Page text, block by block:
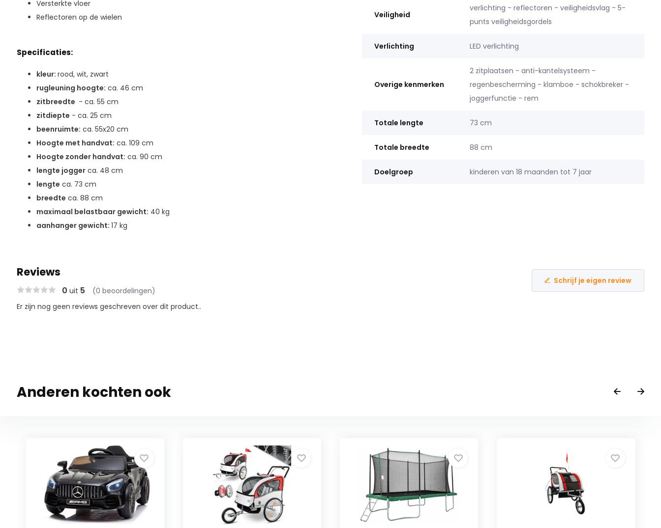
Versterkte vloer
Reflectoren op de wielen
Specificaties:
kleur: rood, wit, zwart
rugleuning hoogte: ca. 46 cm
zitbreedte - ca. 55 cm
zitdiepte - ca. 25 cm
beenruimte: ca. 55x20 cm
Hoogte met handvat: ca. 109 cm
Hoogte zonder handvat: ca. 90 cm
lengte joggerca. 48 cm
lengte ca. 73 cm
breedte ca. 88 cm
maximaal belastbaar gewicht: 40 kg
aanhanger gewicht: 17 kg
Veiligheid
verlichting - reflectoren - veiligheidsvlag - 5-
punts veiligheidsgordels
Verlichting LED verlichting
Overige kenmerken
2 zitplaatsen - anti-kantelsysteem -
regenbescherming - klamboe - schokbreker -
joggerfunctie - rem
Totale lengte 73 cm
Totale breedte 88 cm
Doelgroep kinderen van 18 maanden tot 7 jaar
Reviews
0 uit 5 (0 beoordelingen)
Schrijf je eigen review
Er zijn nog geen reviews geschreven over dit product..
Anderen kochten ook